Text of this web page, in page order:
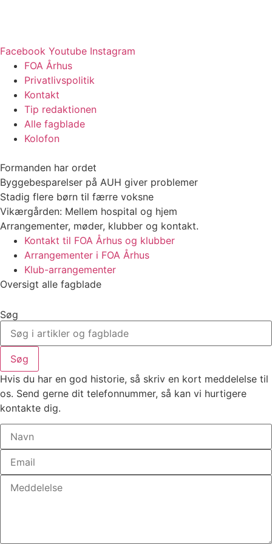
Facebook Youtube Instagram
FOA Århus
Privatlivspolitik
Kontakt
Tip redaktionen
Alle fagblade
Kolofon
Formanden har ordet
Byggebesparelser på AUH giver problemer
Stadig flere børn til færre voksne
Vikærgården: Mellem hospital og hjem
Arrangementer, møder, klubber og kontakt.
Kontakt til FOA Århus og klubber
Arrangementer i FOA Århus
Klub-arrangementer
Oversigt alle fagblade
Søg
Søg
Hvis du har en god historie, så skriv en kort meddelelse til
os. Send gerne dit telefonnummer, så kan vi hurtigere
kontakte dig.